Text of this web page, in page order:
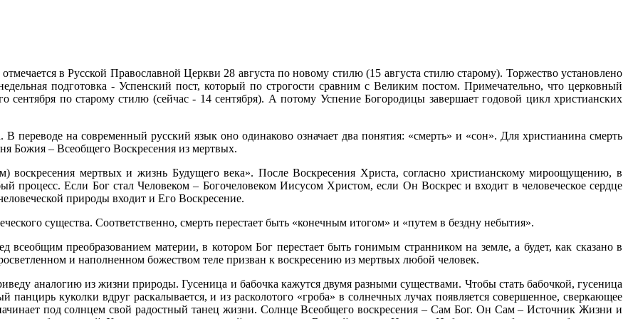
в Русской Православной Церкви 28 августа по новому стилю (15 августа стилю старому). Торжество установлено
подготовка - Успенский пост, который по строгости сравним с Великим постом. Примечательно, что церковный
сентября по старому стилю (сейчас - 14 сентября). А потому Успение Богородицы завершает годовой цикл христианских
переводе на современный русский язык оно одинаково означает два понятия: «смерть» и «сон». Для христианина смерть
Божия – Всеобщего Воскресения из мертвых.
мертвых и жизнь Будущего века». После Воскресения Христа, согласно христианскому мироощущению, в
процесс. Если Бог стал Человеком – Богочеловеком Иисусом Христом, если Он Воскрес и входит в человеческое сердце
природы входит и Его Воскресение.
существа. Соответственно, смерть перестает быть «конечным итогом» и «путем в бездну небытия».
всеобщим преобразованием материи, в котором Бог перестает быть гонимым странником на земле, а будет, как сказано в
и наполненном божеством теле призван к воскресению из мертвых любой человек.
аналогию из жизни природы. Гусеница и бабочка кажутся двумя разными существами. Чтобы стать бабочкой, гусеница
куколки вдруг раскалывается, и из расколотого «гроба» в солнечных лучах появляется совершенное, сверкающее
под солнцем свой радостный танец жизни. Солнце Всеобщего воскресения – Сам Бог. Он Сам – Источник Жизни и